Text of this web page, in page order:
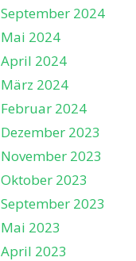
September 2024
Mai 2024
April 2024
März 2024
Februar 2024
Dezember 2023
November 2023
Oktober 2023
September 2023
Mai 2023
April 2023